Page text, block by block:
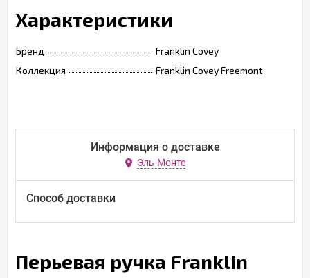
Характеристики
Бренд
Franklin Covey
Коллекция
Franklin Covey Freemont
Информация о доставке
Эль-Монте
Способ доставки
Перьевая ручка Franklin